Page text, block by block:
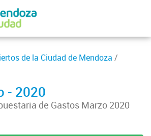
de la Ciudad de Mendoza /
- 2020
de Gastos Marzo 2020